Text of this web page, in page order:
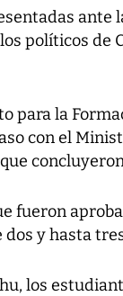
ante
políticos de
para la
con el
fueron
y hasta
los